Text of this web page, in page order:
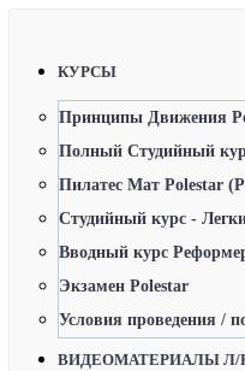
КУРСЫ
Принципы Движения
Полный Студийный
Пилатес Мат Polestar
Студийный курс -
Вводный курс
Экзамен Polestar
Условия проведения /
ВИДЕОМАТЕРИАЛЫ Л/